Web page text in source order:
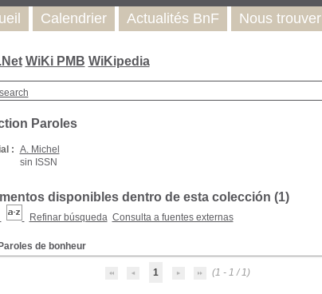
WiKi PMB WiKipedia
Paroles
: A. Michel
sin ISSN
disponibles dentro de esta colección (1)
Refinar búsqueda Consulta a fuentes externas
Paroles de bonheur
1 (1 - 1 / 1)
Calendrier Actualités BnF Nous trouver